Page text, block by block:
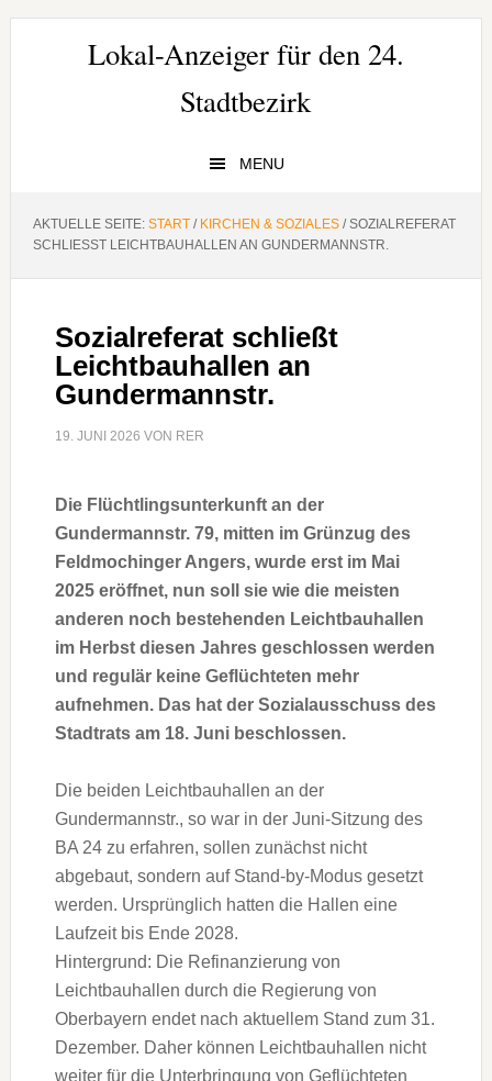
Hauptnavigation
SeitenspalteLokal-Anzeiger für den 24.
Stadtbezirk
MENU
AKTUELLE SEITE: START / KIRCHEN & SOZIALES /SOZIALREFERAT
SCHLIESST LEICHTBAUHALLEN AN GUNDERMANNSTR.
Sozialreferat schließt
Leichtbauhallen an
Gundermannstr.
19. JUNI 2026 VON RER
Die Flüchtlingsunterkunft an der
Gundermannstr. 79, mitten im Grünzug des
Feldmochinger Angers, wurde erst im Mai
2025 eröffnet, nun soll sie wie die meisten
anderen noch bestehenden Leichtbauhallen
im Herbst diesen Jahres geschlossen werden
und regulär keine Geflüchteten mehr
aufnehmen. Das hat der Sozialausschuss des
Stadtrats am 18. Juni beschlossen.
Die beiden Leichtbauhallen an der
Gundermannstr., so war in der Juni-Sitzung des
BA 24 zu erfahren, sollen zunächst nicht
abgebaut, sondern auf Stand-by-Modus gesetzt
werden. Ursprünglich hatten die Hallen eine
Laufzeit bis Ende 2028.
Hintergrund: Die Refinanzierung von
Leichtbauhallen durch die Regierung von
Oberbayern endet nach aktuellem Stand zum 31.
Dezember. Daher können Leichtbauhallen nicht
weiter für die Unterbringung von Geflüchteten